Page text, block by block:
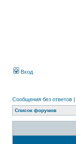
Вход
Сообщения без ответов |
Список форумов